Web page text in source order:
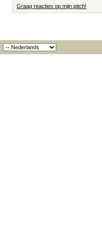
Graag reacties op mijn pitch!